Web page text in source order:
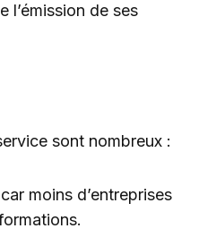
l’émission de ses
sont nombreux :
moins d’entreprises